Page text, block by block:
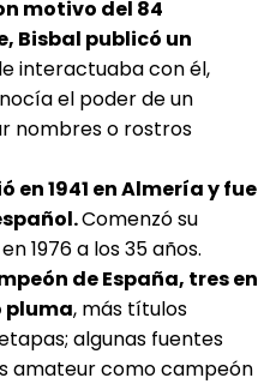
motivo del 84
Bisbal publicó un
interactuaba con él,
el poder de un
nombres o rostros
en 1941 en Almería y fue
Comenzó su
1976 a los 35 años.
de España, tres en
pluma, más títulos
algunas fuentes
amateur como campeón